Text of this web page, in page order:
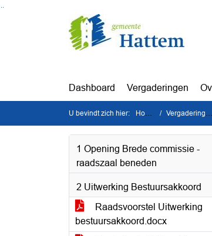
Ga naar de inhoud van deze pagina
Ga naar het zoeken
Dashboard Vergaderingen
U bevindt zich hier: Home Vergaderingen
1 Opening Brede commissie -
raadszaal beneden
2 Uitwerking Bestuursakkoord
Raadsvoorstel Uitwerking
bestuursakkoord.docx